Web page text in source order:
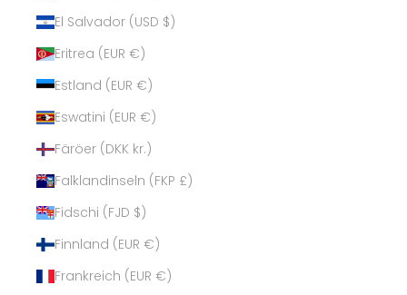
El Salvador (USD $)
Eritrea (EUR €)
Estland (EUR €)
Eswatini (EUR €)
Färöer (DKK kr.)
Falklandinseln (FKP £)
Fidschi (FJD $)
Finnland (EUR €)
Frankreich (EUR €)